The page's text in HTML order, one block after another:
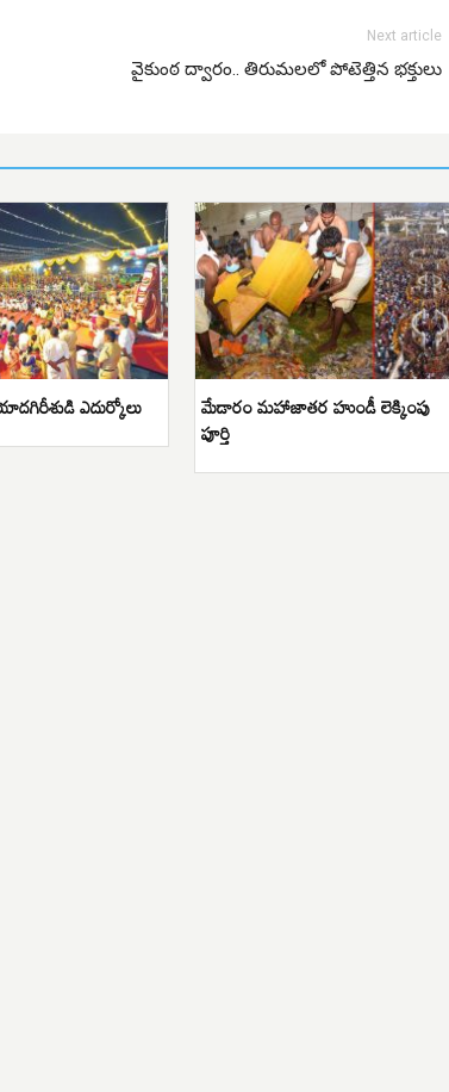
Next article
వైకుంఠ ద్వారం.. తిరుమలలో పోటెత్తిన భక్తులు
ఎదుర్కోలు మేడారం మహాజాతర హుండీ లెక్కింపు
పూర్తి